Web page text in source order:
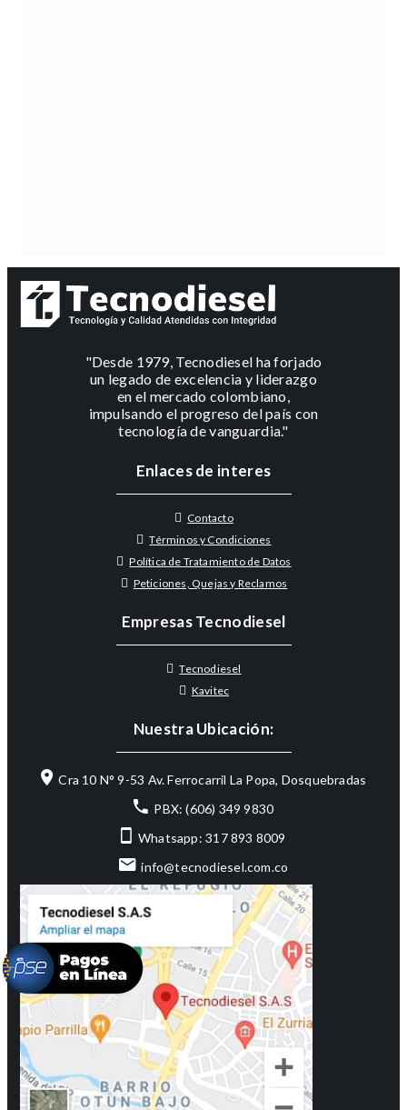
"Desde 1979, Tecnodiesel ha forjado
un legado de excelencia y liderazgo
en el mercado colombiano,
impulsando el progreso del país con
tecnología de vanguardia."
Enlaces de interes
Contacto
Términos y Condiciones
Política de Tratamiento de Datos
Peticiones, Quejas y Reclamos
Empresas Tecnodiesel
Tecnodiesel
Kavitec
Nuestra Ubicación:
Cra 10 N° 9-53 Av. Ferrocarril La Popa, Dosquebradas
PBX: (606) 349 9830
Whatsapp: 317 893 8009
info@tecnodiesel.com.co